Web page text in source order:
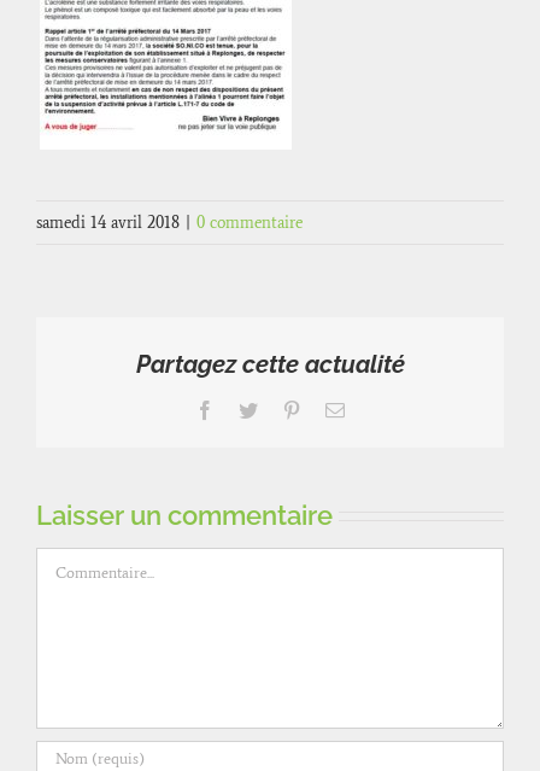
samedi 14 avril 2018 0 commentaire
Partagez cette actualité
Facebook
Twitter PinterestEmail
Laisser un commentaire
Commentaire